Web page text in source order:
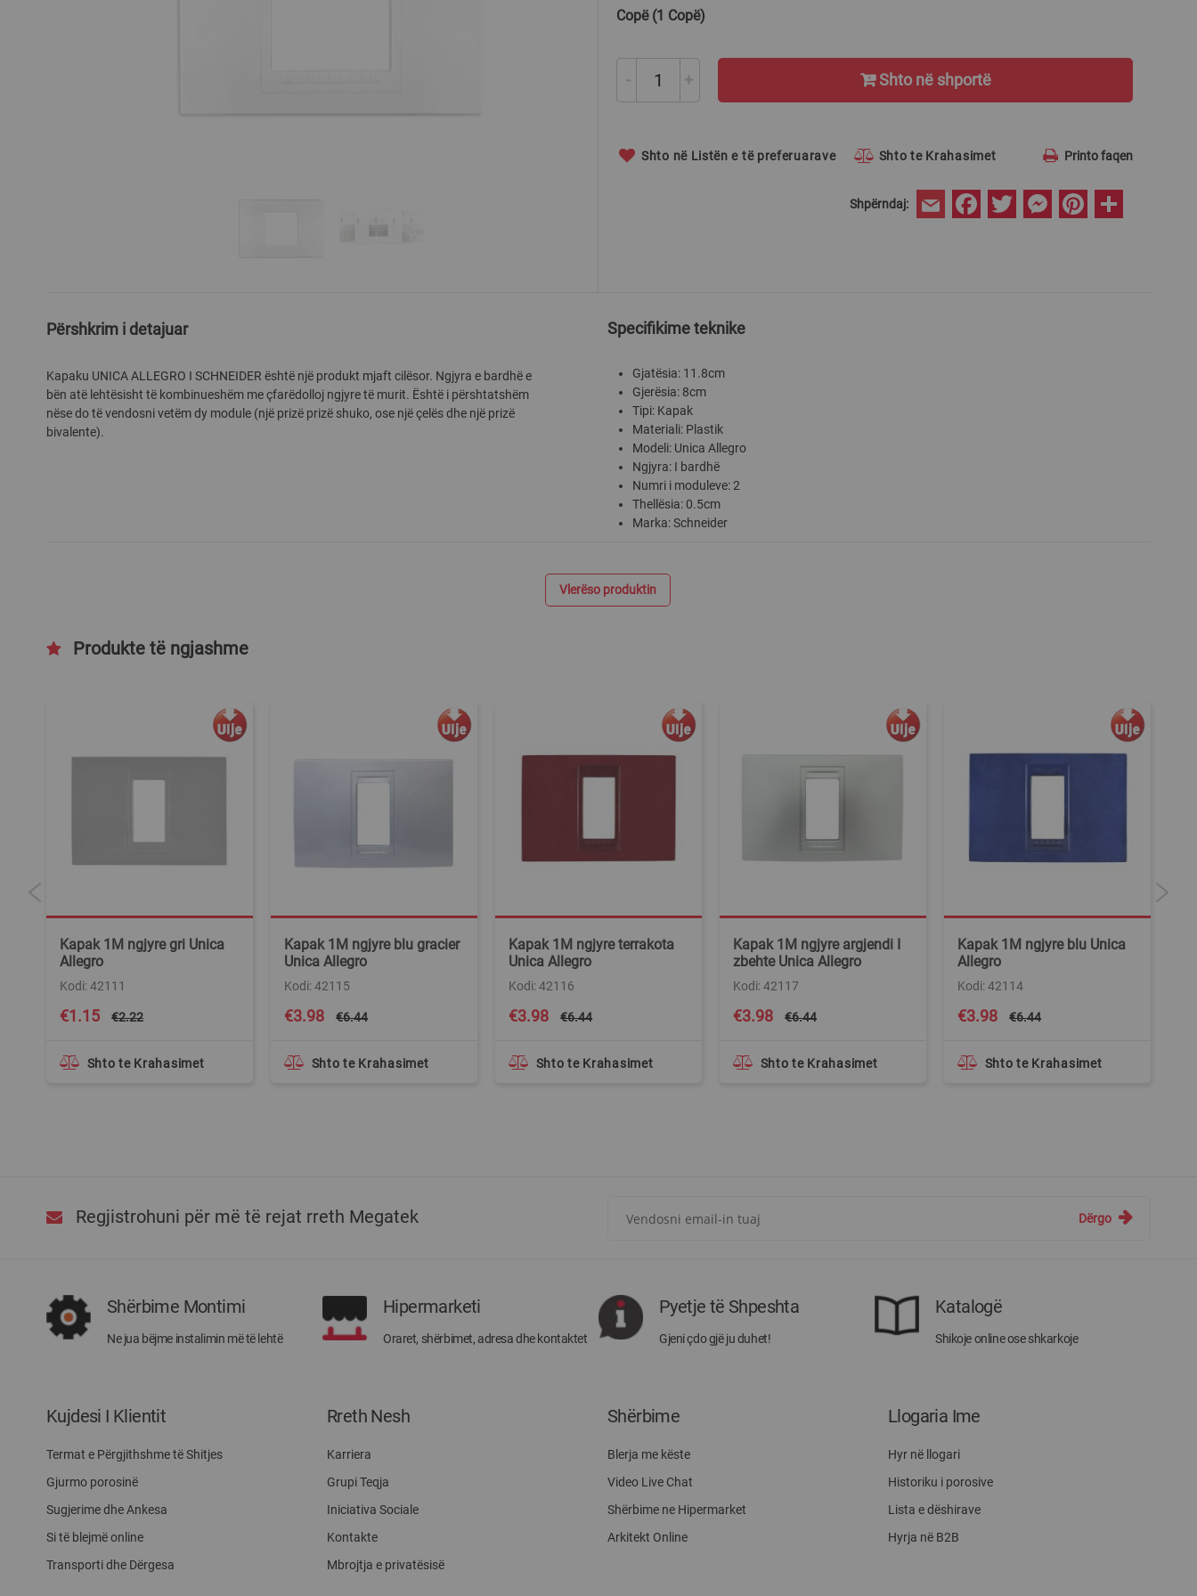
the
beginning
the
images
gallery
Copë (1 Copë)
- + Shto në shportë
Shto në Listën e të preferuarave Shto te Krahasimet Printo faqen
Shpërndaj: Email FacebookTwitter MessengerPinterest
Përshkrim i detajuar
Kapaku UNICA ALLEGRO I SCHNEIDER është një produkt mjaft cilësor. Ngjyra e bardhë e
bën atë lehtësisht të kombinueshëm me çfarëdolloj ngjyre të murit. Është i përshtatshëm
nëse do të vendosni vetëm dy module (një prizë prizë shuko, ose një çelës dhe një prizë
bivalente).
Specifikime teknike
Gjatësia: 11.8cm
Gjerësia: 8cm
Tipi: Kapak
Materiali: Plastik
Modeli: Unica Allegro
Ngjyra: I bardhë
Numri i moduleve: 2
Thellësia: 0.5cm
Marka: Schneider
Vlerëso produktin
Produkte të ngjashme
Kapak 1M ngjyre gri Unica
Allegro
Special
Price
€1.15 €2.22
Kodi: 42111
Shto te Krahasimet
Kapak 1M ngjyre blu gracier
Unica Allegro
Special
Price
€3.98 €6.44
Kodi: 42115
Shto te Krahasimet
Kapak 1M ngjyre terrakota
Unica Allegro
Special
Price
€3.98 €6.44
Kodi: 42116
Shto te Krahasimet
Kapak 1M ngjyre argjendi I
zbehte Unica Allegro
Special
Price
€3.98 €6.44
Kodi: 42117
Shto te Krahasimet
Kapak 1M ngjyre blu Unica
Allegro
Special
Price
€3.98 €6.44
Kodi: 42114
Shto te Krahasimet
Regjistrohuni për më të rejat rreth Megatek
rreth
Megatek:
Dërgo
Shërbime Montimi
Ne jua bëjme instalimin më të lehtë
Hipermarketi
Oraret, shërbimet, adresa dhe kontaktet
Pyetje të Shpeshta
Gjeni çdo gjë ju duhet!
Katalogë
Shikoje online ose shkarkoje
Kujdesi I Klientit
Termat e Përgjithshme të Shitjes
Gjurmo porosinë
Sugjerime dhe Ankesa
Si të blejmë online
Transporti dhe Dërgesa
Rreth Nesh
Karriera
Grupi Teqja
Iniciativa Sociale
Kontakte
Mbrojtja e privatësisë
Shërbime
Blerja me këste
Video Live Chat
Shërbime ne Hipermarket
Arkitekt Online
Llogaria Ime
Hyr në llogari
Historiku i porosive
Lista e dëshirave
Hyrja në B2B